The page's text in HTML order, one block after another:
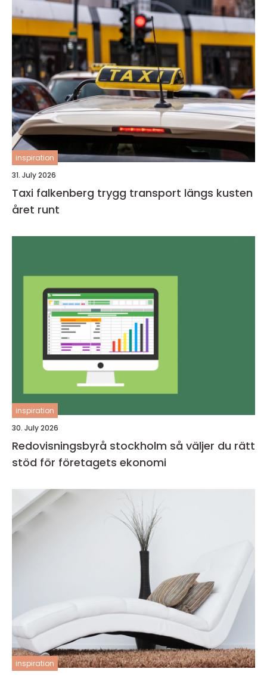
inspiration
31. July 2026
Taxi falkenberg trygg transport längs kusten
året runt
inspiration
30. July 2026
Redovisningsbyrå stockholm så väljer du rätt
stöd för företagets ekonomi
inspiration